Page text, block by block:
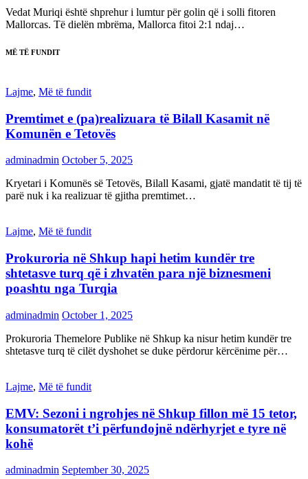
Vedat Muriqi është shprehur i lumtur për golin që i solli fitoren
Mallorcas. Të dielën mbrëma, Mallorca fitoi 2:1 ndaj…
MË TË FUNDIT
Lajme, Më të fundit
Premtimet e (pa)realizuara të Bilall Kasamit në
Komunën e Tetovës
adminadmin October 5, 2025
Kryetari i Komunës së Tetovës, Bilall Kasami, gjatë mandatit të tij të
parë nuk i ka realizuar të gjitha premtimet…
Lajme, Më të fundit
Prokuroria në Shkup hapi hetim kundër tre
shtetasve turq që i zhvatën para një biznesmeni
poashtu nga Turqia
adminadmin October 1, 2025
Prokuroria Themelore Publike në Shkup ka nisur hetim kundër tre
shtetasve turq të cilët dyshohet se duke përdorur kërcënime për…
Lajme, Më të fundit
EMV: Sezoni i ngrohjes në Shkup fillon më 15 tetor,
konsumatorët t’i përfundojnë ndërhyrjet e tyre në
kohë
adminadmin September 30, 2025